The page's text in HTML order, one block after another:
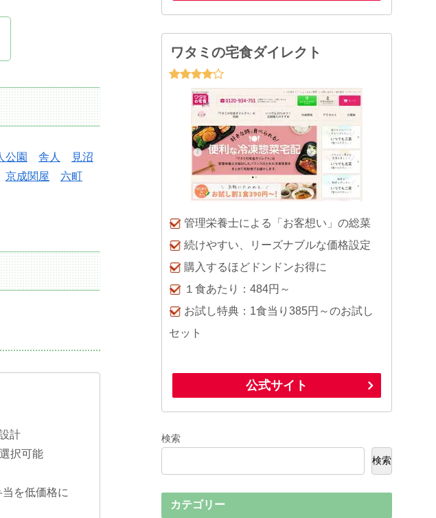
公園 舎人
見沼
京成関屋 六町
計
択可能
を低価格に
ワタミの宅食ダイレクト
管理栄養士による「お客想い」の総菜
続けやすい、リーズナブルな価格設定
購入するほどドンドンお得に
１食あたり：484円～
お試し特典：1食当り385円～のお試し
セット
公式サイト
検索
検索
カテゴリー